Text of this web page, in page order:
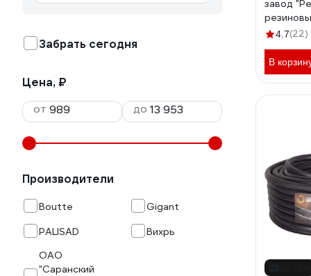
Забрать сегодня
Цена, ₽
от
до
Производители
Boutte
Gigant
PALISAD
Вихрь
ОАО
"Саранский
завод
д. 25мм
0,4-В
4.7(22)
В